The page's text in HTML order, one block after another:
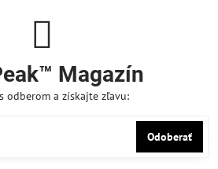
Magazín
odberom a získajte zľavu:
Odoberať